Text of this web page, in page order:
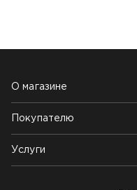
О магазине
Почему выбирают нас
Контакты
Блог
Покупателю
Возврат товара
Как заказать
Услуги